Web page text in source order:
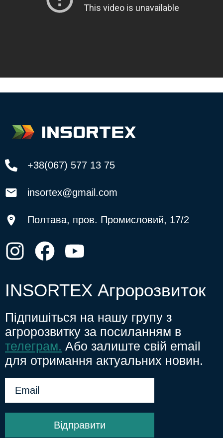
+38(067) 577 13 75
insortex@gmail.com
Полтава, пров. Промисловий, 17/2
INSORTEX Агророзвиток
Підпишіться на нашу групу з
агророзвитку за посиланням в
телеграм. Або залиште свій email
для отримання актуальних новин.
Відправити